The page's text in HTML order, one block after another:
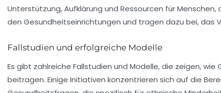
Unterstützung, Aufklärung und Ressourcen für
den Gesundheitseinrichtungen und tragen dazu bei, das
Fallstudien und erfolgreiche Modelle
Es gibt zahlreiche Fallstudien und Modelle, die zeigen,
beitragen. Einige Initiativen konzentrieren sich auf die